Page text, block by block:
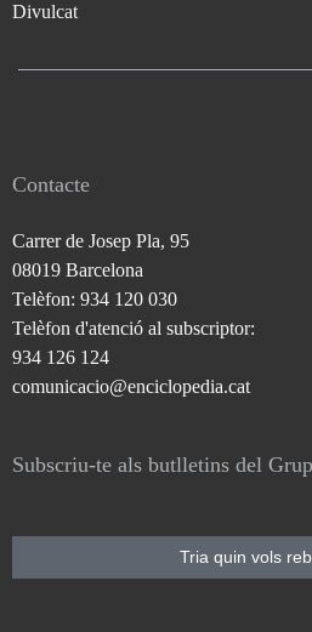
Divulcat
Contacte
Carrer de Josep Pla, 95
08019 Barcelona
Telèfon: 934 120 030
Telèfon d'atenció al subscriptor:
934 126 124
comunicacio@enciclopedia.cat
Subscriu-te als butlletins del
Tria quin vols